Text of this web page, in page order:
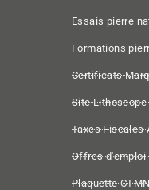
Essais pierre
Formations
Certificats
Site Lithoscope
Taxes Fiscales
Offres d'emploi
Plaquette